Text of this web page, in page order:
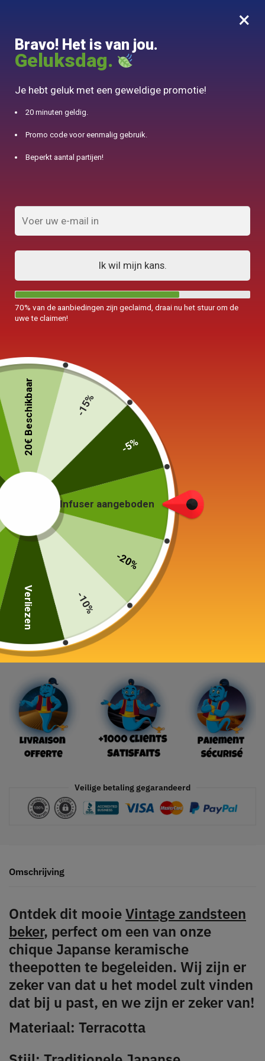
0
10% aangeboden voor 50€ aankopen met DJINN-code10
Zandsteenbeker
Vintage 65-200ml
19,90€– 24,90
Capaciteit
Veilige betaling gegarandeerd
Omschrijving
Ontdek dit mooieVintage zandsteen
beker, perfect om een van onze
chique Japanse keramische
theepotten te begeleiden. Wij zijn er
zeker van dat u het model zult vinden
dat bij u past, en we zijn er zeker van!
Materiaal: Terracotta
×
Bravo! Het is van jou.
Geluksdag.
Je hebt geluk met een geweldige promotie!
20 minuten geldig.
Promo code voor eenmalig gebruik.
Beperkt aantal partijen!
Ik wil mijn kans.
70% van de aanbiedingen zijn geclaimd, draai nu het stuur om de
uwe te claimen!
Infuser aangeboden
-20%
-10%
Verliezen
20€ Beschikbaar -15%
-5%